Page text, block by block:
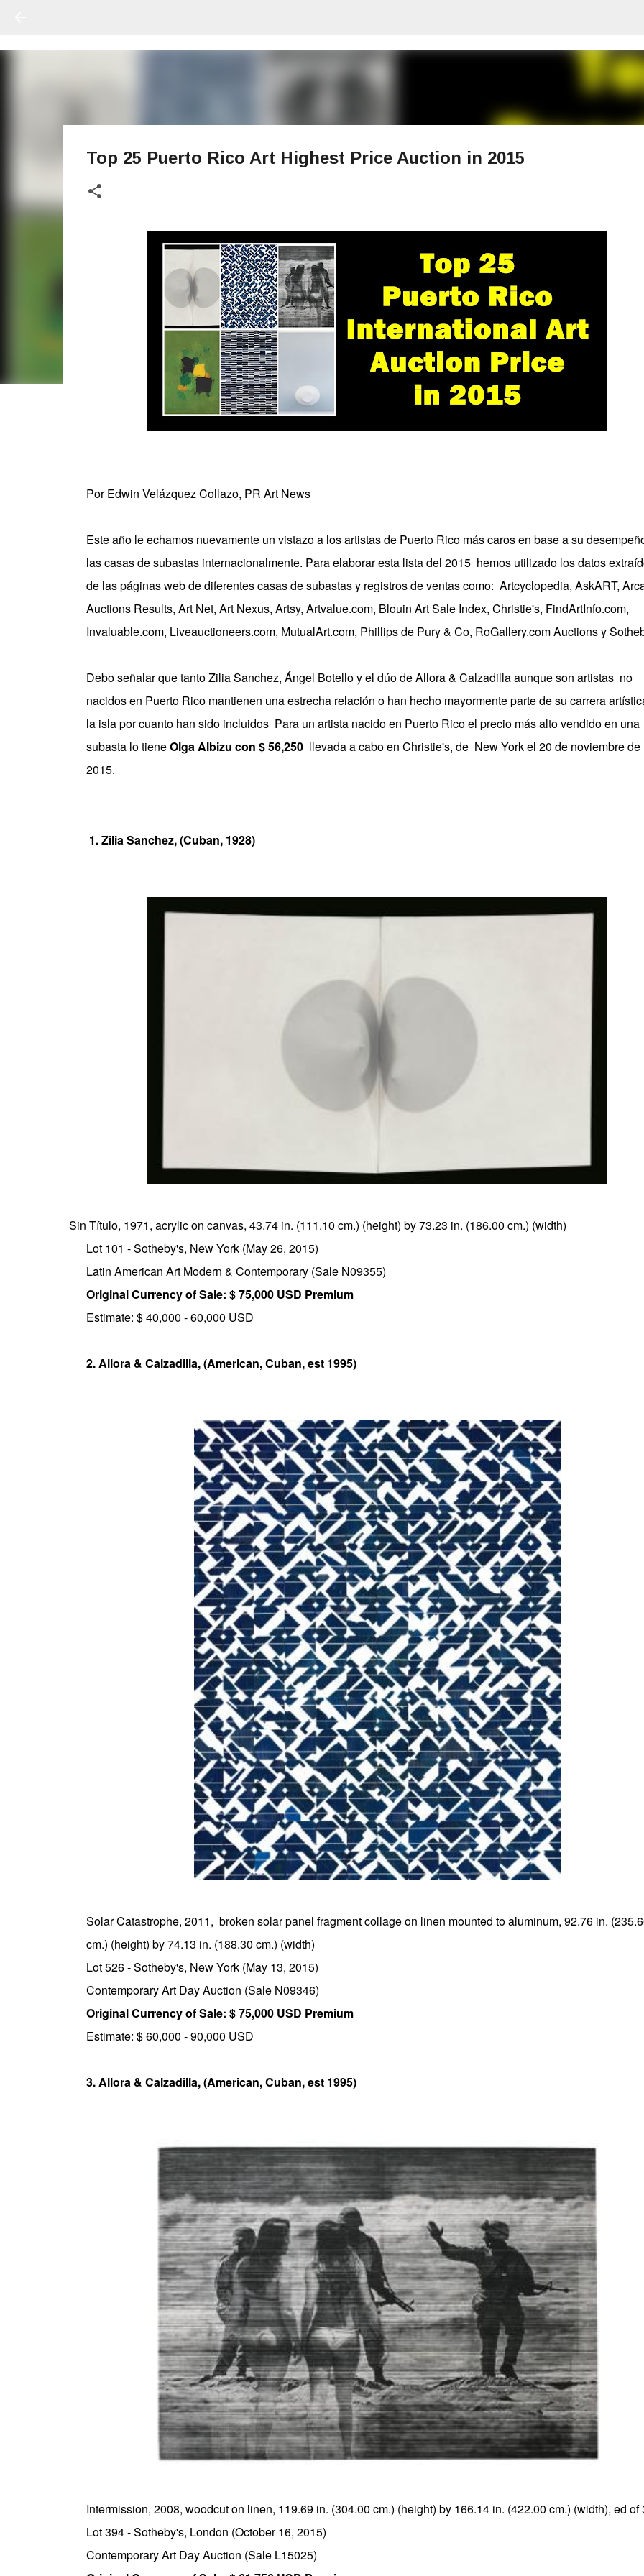
Top 25 Puerto Rico Art Highest Price Auction in 2015
Por Edwin Velázquez Collazo, PR Art News
Este año le echamos nuevamente un vistazo a los artistas de Puerto Rico más caros en base a su
las casas de subastas internacionalmente. Para elaborar esta lista del 2015 hemos utilizado los datos
de las páginas web de diferentes casas de subastas y registros de ventas como: Artcyclopedia, AskART,
Auctions Results, Art Net, Art Nexus, Artsy, Artvalue.com, Blouin Art Sale Index, Christie's, FindArtInfo.com,
Invaluable.com, Liveauctioneers.com, MutualArt.com, Phillips de Pury & Co, RoGallery.com Auctions y
Debo señalar que tanto Zilia Sanchez, Ángel Botello y el dúo de Allora & Calzadilla aunque son artistas no
nacidos en Puerto Rico mantienen una estrecha relación o han hecho mayormente parte de su carrera
la isla por cuanto han sido incluidos Para un artista nacido en Puerto Rico el precio más alto vendido en una
subasta lo tieneOlga Albizu con $ 56,250llevada a cabo en Christie's, de New York el 20 de noviembre de
2015.
1.Zilia Sanchez, (Cuban, 1928)
Sin Título, 1971, acrylic on canvas, 43.74 in. (111.10 cm.) (height) by 73.23 in. (186.00 cm.) (width)
Lot 101 - Sotheby's, New York (May 26, 2015)
Latin American Art Modern & Contemporary (Sale N09355)
Original Currency of Sale: $ 75,000 USD Premium
Estimate: $ 40,000 - 60,000 USD
2. Allora & Calzadilla, (American, Cuban, est 1995)
Solar Catastrophe, 2011, broken solar panel fragment collage on linen mounted to aluminum, 92.76 in.
cm.) (height) by 74.13 in. (188.30 cm.) (width)
Lot 526 - Sotheby's, New York (May 13, 2015)
Contemporary Art Day Auction (Sale N09346)
Original Currency of Sale: $ 75,000 USD Premium
Estimate: $ 60,000 - 90,000 USD
3. Allora & Calzadilla, (American, Cuban, est 1995)
Intermission, 2008, woodcut on linen, 119.69 in. (304.00 cm.) (height) by 166.14 in. (422.00 cm.) (width), ed of
Lot 394 - Sotheby's, London (October 16, 2015)
Contemporary Art Day Auction (Sale L15025)